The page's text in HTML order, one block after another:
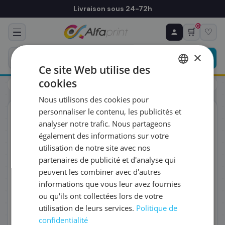
Livraison sous 24-72h
🛒
0
♡
Toners HP HP Q2613A/13A - Toner noir, 2 500 pages
ORIGINAL
♻ COMMANDE RÉCURRENTE
Prévoyez & économisez
Programmez votre prochain achat — notre équipe
vous prépare un devis personnalisé
RÉFÉRENCE DU PRODUIT
FRÉQUENCE
QUANTITÉ PAR LIVRAISON
DATE DE PREMIÈRE LIVRAISON SOUHAITÉE
×
Ce site Web utilise des
cookies
Nous utilisons des cookies pour
personnaliser le contenu, les publicités et
analyser notre trafic. Nous partageons
également des informations sur votre
utilisation de notre site avec nos
partenaires de publicité et d'analyse qui
peuvent les combiner avec d'autres
informations que vous leur avez fournies
ou qu'ils ont collectées lors de votre
utilisation de leurs services. Politique de
confidentialité